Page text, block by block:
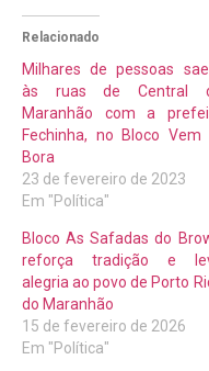
Relacionado
Milhares de pessoas
às ruas de Central
Maranhão com a
Fechinha, no Bloco Vem
Bora
23 de fevereiro de 2023
Em "Política"
Bloco As Safadas do
reforça tradição e
alegria ao povo de Porto
do Maranhão
15 de fevereiro de 2026
Em "Política"